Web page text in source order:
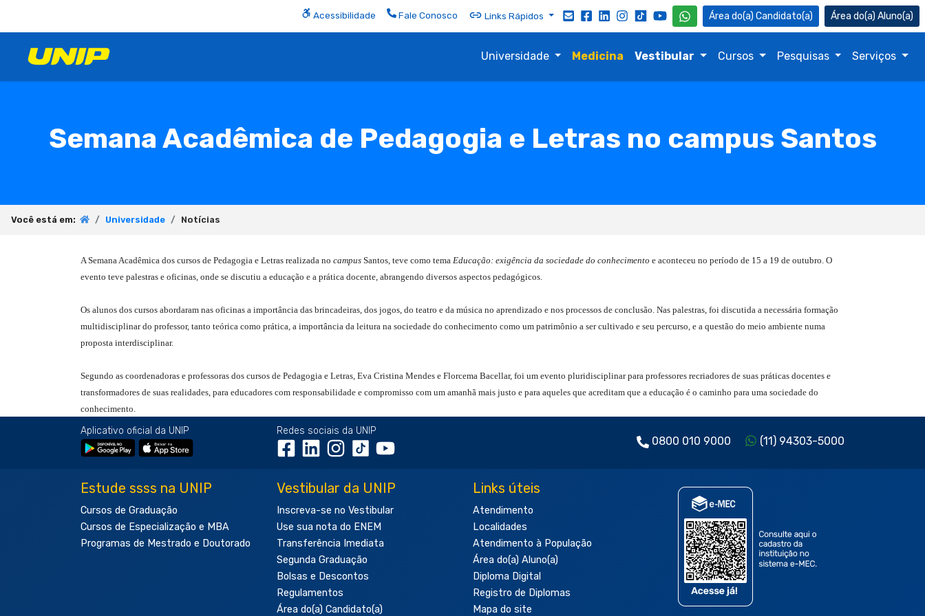
Acessibilidade Fale Conosco Links Rápidos Candidato(a) Aluno(a)
Universidade Medicina Vestibular Cursos Pesquisas Serviços
Semana Acadêmica de Pedagogia e Letras no campus Santos
Você está em: Universidade Notícias
A Semana Acadêmica dos cursos de Pedagogia e Letras realizada no campus Santos, teve como tema Educação: exigência da sociedade do conhecimento e aconteceu no período de 15 a 19 de outubro. O
evento teve palestras e oficinas, onde se discutiu a educação e a prática docente, abrangendo diversos aspectos pedagógicos.
Os alunos dos cursos abordaram nas oficinas a importância das brincadeiras, dos jogos, do teatro e da música no aprendizado e nos processos de conclusão. Nas palestras, foi discutida a necessária formação
multidisciplinar do professor, tanto teórica como prática, a importância da leitura na sociedade do conhecimento como um patrimônio a ser cultivado e seu percurso, e a questão do meio ambiente numa
proposta interdisciplinar.
Segundo as coordenadoras e professoras dos cursos de Pedagogia e Letras, Eva Cristina Mendes e Florcema Bacellar, foi um evento pluridisciplinar para professores recriadores de suas práticas docentes e
transformadores de suas realidades, para educadores com responsabilidade e compromisso com um amanhã mais justo e para aqueles que acreditam que a educação é o caminho para uma sociedade do
conhecimento.
Aplicativo oficial da UNIP Redes sociais da UNIP
0800 010 9000 (11) 94303-5000
Estude ssss na UNIP
Cursos de Graduação
Cursos de Especialização e MBA
Programas de Mestrado e Doutorado
Vestibular da UNIP
Inscreva-se no Vestibular
Use sua nota do ENEM
Transferência Imediata
Segunda Graduação
Bolsas e Descontos
Regulamentos
Área do(a) Candidato(a)
Links úteis
Atendimento
Localidades
Atendimento à População
Área do(a) Aluno(a)
Diploma Digital
Registro de Diplomas
Mapa do site